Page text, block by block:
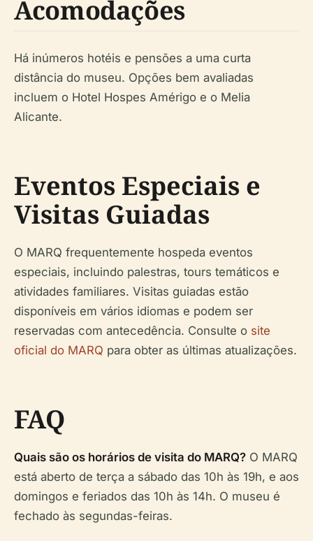
Acomodações
Há inúmeros hotéis e pensões a uma curta
distância do museu. Opções bem avaliadas
incluem o Hotel Hospes Amérigo e o Melia
Alicante.
Eventos Especiais e
Visitas Guiadas
O MARQ frequentemente hospeda eventos
especiais, incluindo palestras, tours temáticos e
atividades familiares. Visitas guiadas estão
disponíveis em vários idiomas e podem ser
reservadas com antecedência. Consulte o site
oficial do MARQ para obter as últimas atualizações.
FAQ
Quais são os horários de visita do MARQ? O MARQ
está aberto de terça a sábado das 10h às 19h, e aos
domingos e feriados das 10h às 14h. O museu é
fechado às segundas-feiras.